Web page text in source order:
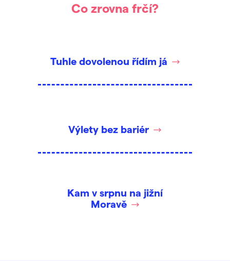
Co zrovna frčí?
Tuhle dovolenou řídím já
Výlety bez bariér
Kam v srpnu na jižní
Moravě